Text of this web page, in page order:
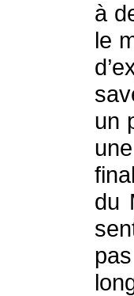
à
le
un
du